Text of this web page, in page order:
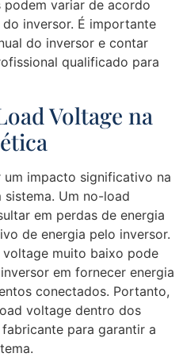
podem variar de acordo
inversor. É importante
do inversor e contar
qualificado para
Voltage na
impacto significativo na
Um no-load
em perdas de energia
de energia pelo inversor.
muito baixo pode
em fornecer energia
conectados. Portanto,
voltage dentro dos
para garantir a